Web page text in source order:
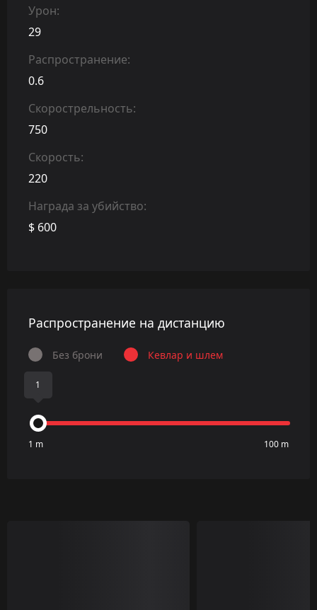
Урон:
29
Распространение:
0.6
Скорострельность:
750
Скорость:
220
Награда за убийство:
$ 600
Распространение на дистанцию
Без брони Кевлар и шлем
1
1 m 100 m